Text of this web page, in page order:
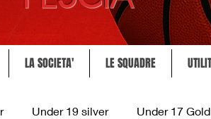
LA SOCIETA' LE SQUADRE
Under 19 silver Under 17 Gold